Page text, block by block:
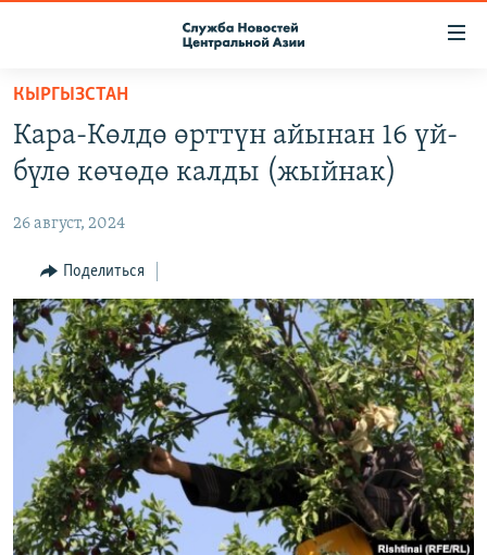
Вернуться
основному
содержанию
Вернутся
навигации
Вернутся
поиску
ПОДПИСКА
КОНТАКТЫ
RFE/RL ДИРЕКТ
НАСТОЯЩЕЕ ВРЕМЯ
МИГРАНТ МЕДИА
КЫРГЫЗСТАН
Кара-Көлдө өрттүн айынан 16 үй-
бүлө көчөдө калды (жыйнак)
26 август, 2024
Поделиться